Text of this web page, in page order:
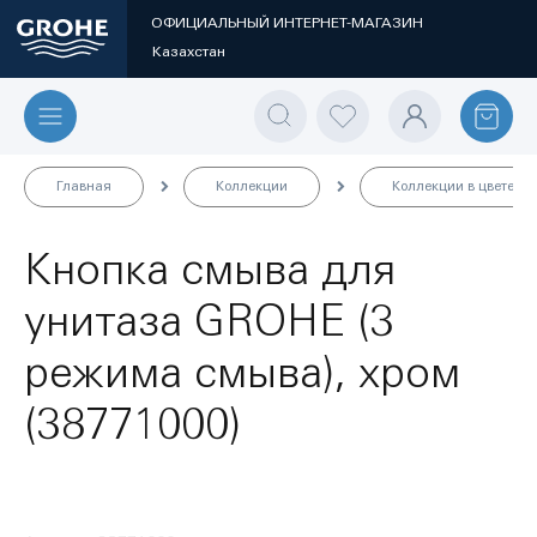
ОФИЦИАЛЬНЫЙ ИНТЕРНЕТ-МАГАЗИН
Казахстан
Главная Коллекции Коллекции в цвете
Кнопка смыва для
унитаза GROHE (3
режима смыва), хром
(38771000)